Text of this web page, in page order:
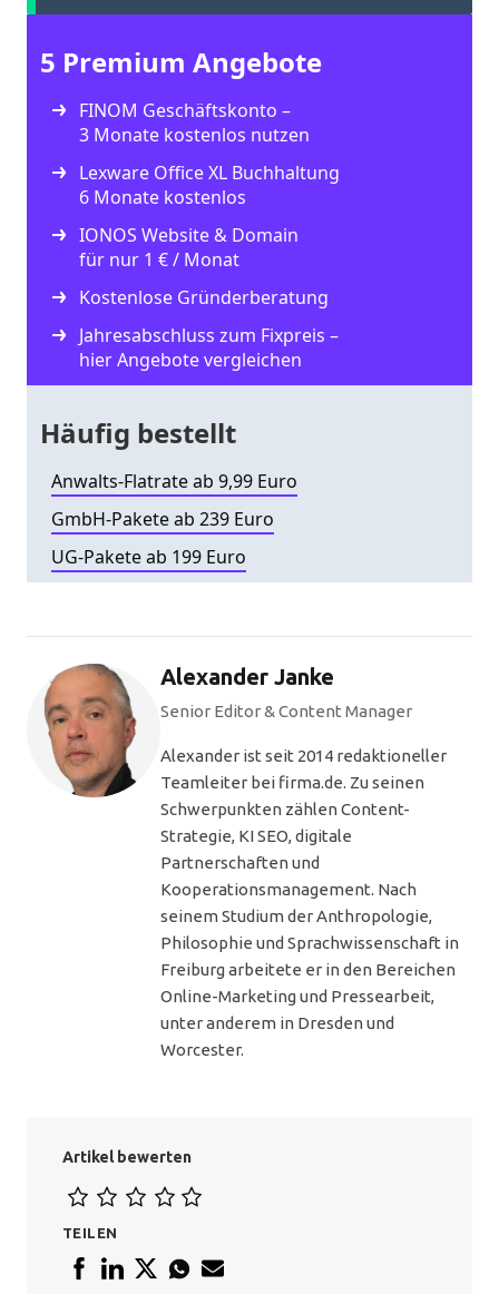
5 Premium Angebote
FINOM Geschäftskonto –
3 Monate kostenlos nutzen
Lexware Office XL Buchhaltung
6 Monate kostenlos
IONOS Website & Domain
für nur 1 € / Monat
Kostenlose Gründerberatung
Jahresabschluss zum Fixpreis –
hier Angebote vergleichen
Häufig bestellt
Anwalts-Flatrate ab 9,99 Euro
GmbH-Pakete ab 239 Euro
UG-Pakete ab 199 Euro
Alexander Janke
Senior Editor & Content Manager
Alexander ist seit 2014 redaktioneller
Teamleiter bei firma.de. Zu seinen
Schwerpunkten zählen Content-
Strategie, KI SEO, digitale
Partnerschaften und
Kooperationsmanagement. Nach
seinem Studium der Anthropologie,
Philosophie und Sprachwissenschaft in
Freiburg arbeitete er in den Bereichen
Online-Marketing und Pressearbeit,
unter anderem in Dresden und
Worcester.
Artikel bewerten
TEILEN